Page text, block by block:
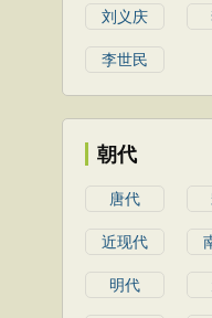
刘义庆
李世民
朝代
唐代
近现代
明代